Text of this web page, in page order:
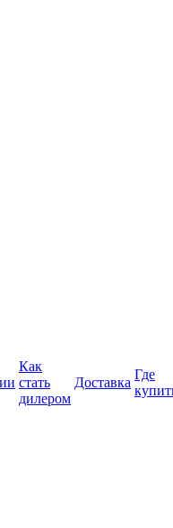
Как
стать
дилером
Доставка
Где